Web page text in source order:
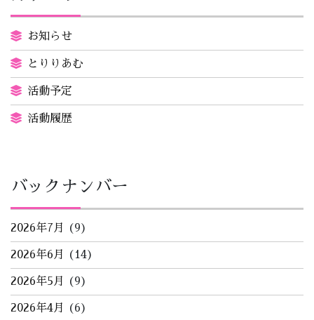
お知らせ
とりりあむ
活動予定
活動履歴
バックナンバー
2026年7月 (9)
2026年6月 (14)
2026年5月 (9)
2026年4月 (6)